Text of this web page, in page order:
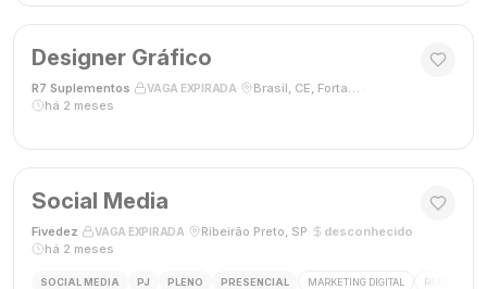
Designer Gráfico
R7 Suplementos VAGA EXPIRADA Brasil, CE, Fortaleza
há 2 meses
Social Media
Fivedez VAGA EXPIRADA Ribeirão Preto, SP desconhecido
há 2 meses
SOCIAL MEDIA PJ PLENO PRESENCIAL MARKETING DIGITAL REDES